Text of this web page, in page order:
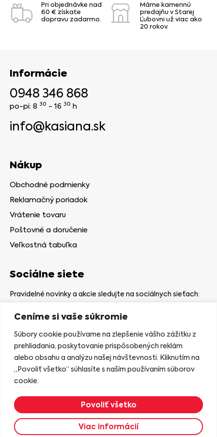
Ceníme si vaše súkromie
Súbory cookie používame na zlepšenie vášho zážitku z
prehliadania, poskytovanie prispôsobených reklám
alebo obsahu a analýzu našej návštevnosti. Kliknutím na
„Povoliť všetko“ súhlasíte s naším používaním súborov
cookie.
Viac informácií
Povoliť všetko
Pri objednávke nad
60 € získate
dopravu zadarmo.
Máme kamennú
predajňu v Starej
Ľubovni už viac ako
20 rokov.
Informácie
0948 346 868
po-pi: 8 30 - 16 30 h
info@kasiana.sk
Nákup
Obchodné podmienky
Reklamačný poriadok
Vrátenie tovaru
Poštovné a doručenie
Veľkostná tabuľka
Sociálne siete
Pravidelné novinky a akcie sledujte na sociálnych sieťach:
Kamenná predajňa
Nám. gen. Štefaníka 7
06401 Stará Ľubovňa
Zobraziť na mape